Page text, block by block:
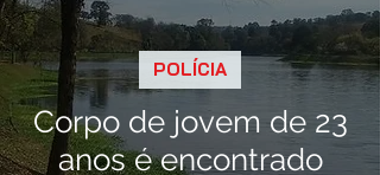
Corpo de jovem de 23
anos é encontrado
POLÍCIA